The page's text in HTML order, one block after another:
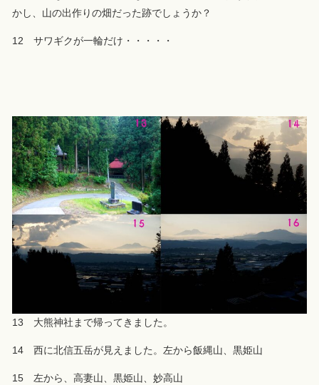
かし、山の出作りの畑だった跡でしょうか？
12 サワギクが一輪だけ・・・・・
13 大熊神社まで帰ってきました。
14 西に北信五岳が見えました。左から飯縄山、黒姫山
15 左から、高妻山、黒姫山、妙高山